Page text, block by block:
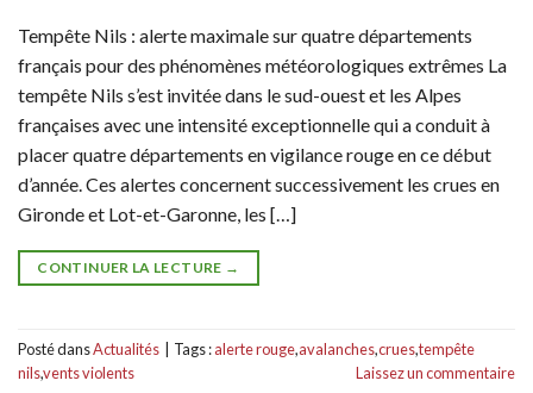
Tempête Nils : alerte maximale sur quatre départements
français pour des phénomènes météorologiques extrêmes La
tempête Nils s’est invitée dans le sud-ouest et les Alpes
françaises avec une intensité exceptionnelle qui a conduit à
placer quatre départements en vigilance rouge en ce début
d’année. Ces alertes concernent successivement les crues en
Gironde et Lot-et-Garonne, les […]
CONTINUER LA LECTURE →
Posté dansActualités Tags :alerte rouge,avalanches,crues,tempête
nils,vents violents Laissez un commentaire